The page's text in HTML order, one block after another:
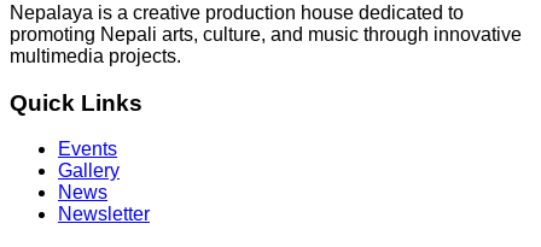
Nepalaya is a creative production house dedicated to
promoting Nepali arts, culture, and music through innovative
multimedia projects.
Quick Links
Events
Gallery
News
Newsletter